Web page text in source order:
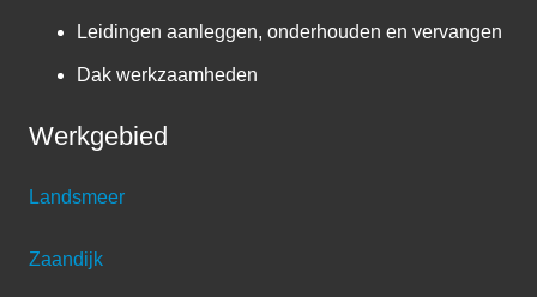
Leidingen aanleggen, onderhouden en vervangen
Dak werkzaamheden
Werkgebied
Landsmeer
Zaandijk